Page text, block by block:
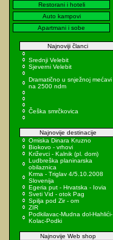
Restorani i hoteli
Auto kampovi
Apartmani i sobe
Najnoviji članci
Srednji Velebit
Sjeverni Velebit
Dramatično u snježnoj mećavi
na 2500 ndm
Češka smrčkovica
Najnovije destinacije
Omiska Dinara Kruzno
Biokovo - vrhovi
Križevci - Kalnik (pl. dom)
Ludbreška planinarska
obilaznica
Krma - Triglav 4/5.10.2008
Slovenija
Egeria put - Hrvatska - Iovia
Sveti Vid - otok Pag
Spilja pod Zir - om
ZIR
Podkilavac-Mudna dol-Hahlići-
Kolac-Podki
Najnovije Web shop